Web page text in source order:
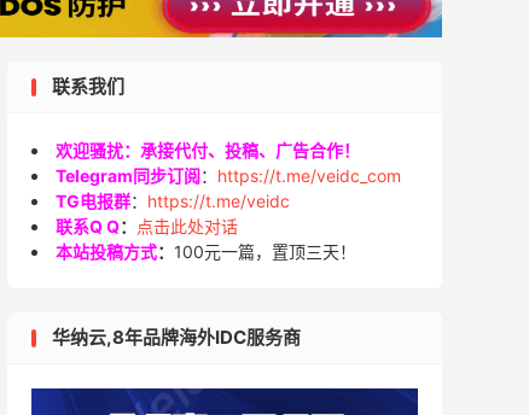
联系我们
欢迎骚扰：承接代付、投稿、广告合作！
Telegram同步订阅： https://t.me/veidc_com
TG电报群： https://t.me/veidc
联系Q Q：
点击此处对话
本站投稿方式： 100元一篇，置顶三天！
华纳云,8年品牌海外IDC服务商